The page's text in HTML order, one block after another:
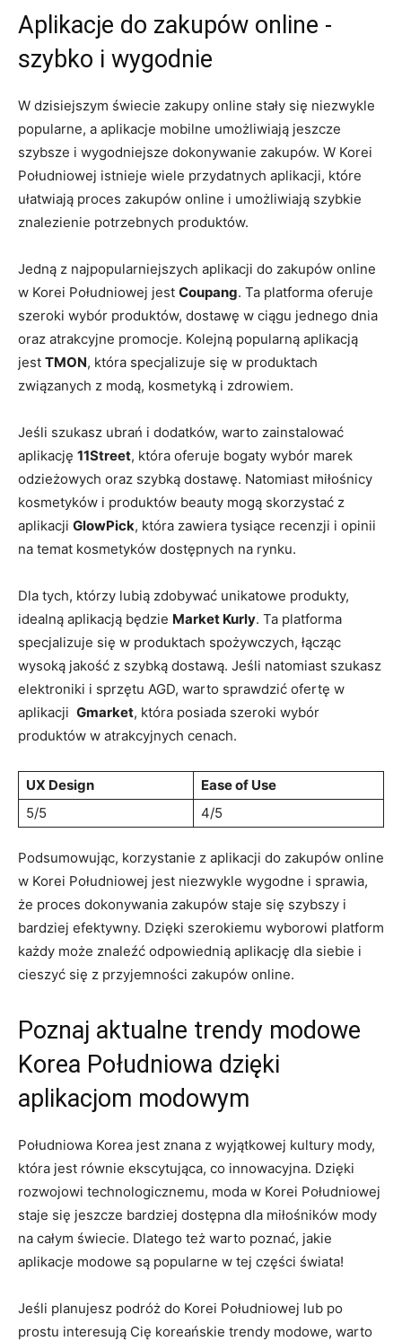
Aplikacje‌ do⁢ zakupów online ⁤-
szybko i wygodnie
W dzisiejszym świecie zakupy online stały się niezwykle
popularne, a aplikacje‌ mobilne umożliwiają⁣ jeszcze⁤
szybsze i ‌wygodniejsze dokonywanie zakupów. W Korei⁣
Południowej ⁣istnieje wiele⁣ przydatnych aplikacji, które
ułatwiają‍ proces zakupów online i⁤ umożliwiają szybkie
znalezienie potrzebnych ⁤produktów.
Jedną z⁢ najpopularniejszych ‌aplikacji do zakupów ‍online‍
w Korei Południowej jest Coupang. Ta platforma ​oferuje
szeroki wybór⁢ produktów, ⁢dostawę w ciągu jednego⁢ dnia
oraz atrakcyjne promocje. Kolejną popularną⁤ aplikacją
jest TMON, która ‌specjalizuje się w ⁣produktach
związanych ‍z modą, kosmetyką i zdrowiem.
Jeśli szukasz ubrań ⁤i dodatków, warto ‌zainstalować
⁣aplikację 11Street, która oferuje bogaty wybór marek
odzieżowych oraz⁤ szybką dostawę. ⁣Natomiast miłośnicy
kosmetyków ‌i produktów beauty mogą ‌skorzystać z⁣
aplikacji GlowPick, która zawiera tysiące⁣ recenzji‌ i ​opinii
⁣na temat kosmetyków dostępnych⁤ na rynku.
Dla tych, którzy lubią zdobywać unikatowe produkty,
idealną ⁤aplikacją będzie Market ⁤Kurly. Ta ⁤platforma
specjalizuje się w produktach spożywczych, łącząc
wysoką jakość z szybką dostawą. Jeśli natomiast szukasz
elektroniki ​i sprzętu AGD, warto sprawdzić‌ ofertę w
aplikacji ‍ Gmarket, która ⁤posiada szeroki wybór
produktów⁢ w atrakcyjnych cenach.
UX ‍Design
Ease of Use
5/5
4/5
Podsumowując, korzystanie z aplikacji⁣ do zakupów online
w Korei Południowej jest​ niezwykle wygodne⁢ i sprawia,
że⁣ proces dokonywania zakupów‌ staje‍ się ‍szybszy i
bardziej efektywny. ​Dzięki szerokiemu wyborowi ⁣platform
każdy może znaleźć odpowiednią aplikację dla siebie ⁣i
⁢cieszyć się z⁤ przyjemności ​zakupów online.
Poznaj ‌aktualne ‍trendy ⁣modowe
‌Korea ‍Południowa dzięki
aplikacjom ‌modowym
Południowa Korea jest znana z wyjątkowej kultury mody,
która jest​ równie ekscytująca, co​ innowacyjna. Dzięki
rozwojowi technologicznemu, ​moda w ⁤Korei Południowej​
staje ​się‍ jeszcze bardziej dostępna ⁤dla miłośników mody
na‌ całym świecie.‌ Dlatego też warto poznać, jakie⁢
aplikacje modowe są​ popularne w tej ‍części ⁤świata!
Jeśli ‍planujesz podróż do Korei Południowej lub po
prostu‍ interesują Cię koreańskie ‌trendy ⁣modowe, warto